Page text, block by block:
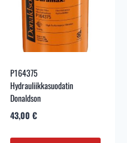
P164375
Hydrauliikkasuodatin
Donaldson
43,00 €